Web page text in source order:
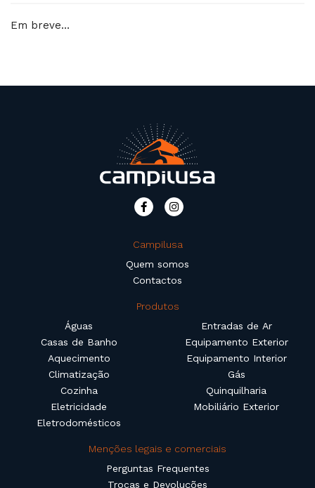
Em breve…
Campilusa
Quem somos
Contactos
Produtos
Águas
Casas de Banho
Aquecimento
Climatização
Cozinha
Eletricidade
Eletrodomésticos
Entradas de Ar
Equipamento Exterior
Equipamento Interior
Gás
Quinquilharia
Mobiliário Exterior
Menções legais e comerciais
Perguntas Frequentes
Trocas e Devoluções